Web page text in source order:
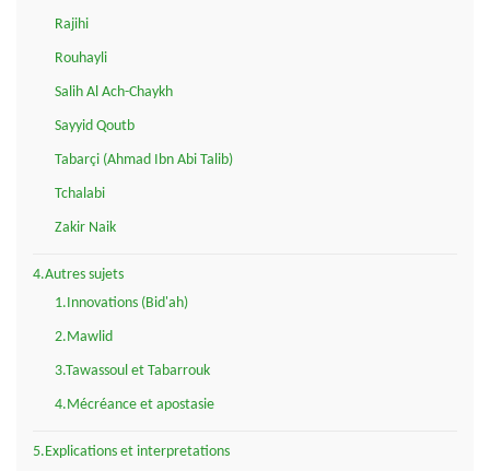
Rajihi
Rouhayli
Salih Al Ach-Chaykh
Sayyid Qoutb
Tabarçi (Ahmad Ibn Abi Talib)
Tchalabi
Zakir Naik
4.Autres sujets
1.Innovations (Bid'ah)
2.Mawlid
3.Tawassoul et Tabarrouk
4.Mécréance et apostasie
5.Explications et interpretations